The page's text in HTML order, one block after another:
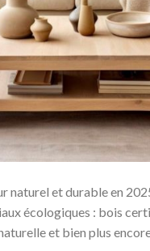
naturel et durable en
écologiques : bois
et bien plus